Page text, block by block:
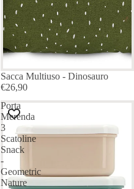
ESAURITO
Sacca Multiuso - Dinosauro
€26,90
Porta
Merenda
3
Scatoline
Snack
-
Geometric
Nature